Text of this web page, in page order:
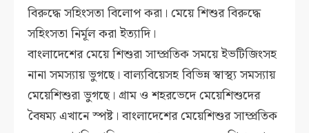
বিরুদ্ধে সহিংসতা বিলোপ করা। মেয়ে শিশুর বিরুদ্ধে
সহিংসতা নির্মূল করা ইত্যাদি।
বাংলাদেশের মেয়ে শিশুরা সাম্প্রতিক সময়ে ইভটিজিংসহ
নানা সমস্যায় ভুগছে। বাল্যবিয়েসহ বিভিন্ন স্বাস্থ্য সমস্যায়
মেয়েশিশুরা ভুগছে। গ্রাম ও শহরভেদে মেয়েশিশুদের
বৈষম্য এখানে স্পষ্ট। বাংলাদেশের মেয়েশিশুর সাম্প্রতিক